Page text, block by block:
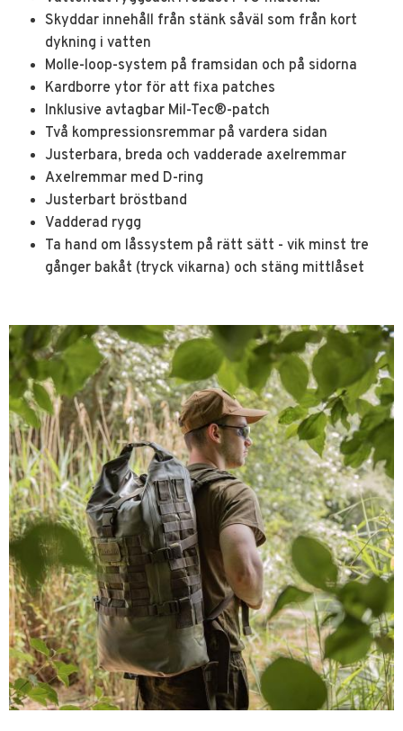
Skyddar innehåll från stänk såväl som från kort
dykning i vatten
Molle-loop-system på framsidan och på sidorna
Kardborre ytor för att fixa patches
Inklusive avtagbar Mil-Tec®-patch
Två kompressionsremmar på vardera sidan
Justerbara, breda och vadderade axelremmar
Axelremmar med D-ring
Justerbart bröstband
Vadderad rygg
Ta hand om låssystem på rätt sätt - vik minst tre
gånger bakåt (tryck vikarna) och stäng mittlåset